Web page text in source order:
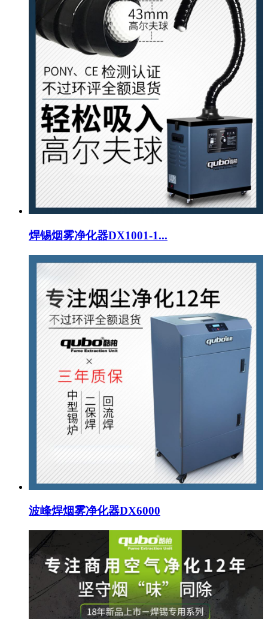
焊锡烟雾净化器DX1001-1...
波峰焊烟雾净化器DX6000